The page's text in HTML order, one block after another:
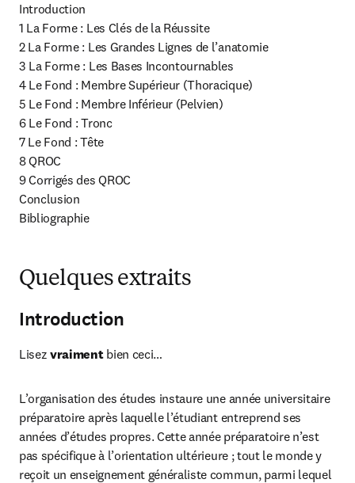
Introduction
1 La Forme : Les Clés de la Réussite
2 La Forme : Les Grandes Lignes de l’anatomie
3 La Forme : Les Bases Incontournables
4 Le Fond : Membre Supérieur (Thoracique)
5 Le Fond : Membre Inférieur (Pelvien)
6 Le Fond : Tronc
7 Le Fond : Tête
8 QROC
9 Corrigés des QROC
Conclusion
Bibliographie
Quelques extraits
Introduction
Lisez vraiment bien ceci…
L’organisation des études instaure une année universitaire
préparatoire après laquelle l’étudiant entreprend ses
années d’études propres. Cette année préparatoire n’est
pas spécifique à l’orientation ultérieure ; tout le monde y
reçoit un enseignement généraliste commun, parmi lequel